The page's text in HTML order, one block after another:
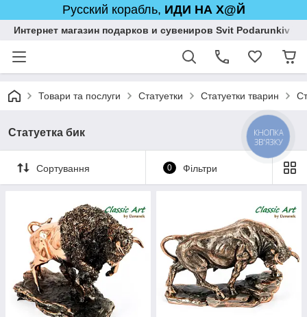
Русский корабль, ИДИ НА Х@Й
Интернет магазин подарков и сувениров Svit Podarunkiv
Товари та послуги Статуетки Статуетки тварин
Статуетка бик
Сортування 0 Фільтри
КНОПКА
ЗВ'ЯЗКУ